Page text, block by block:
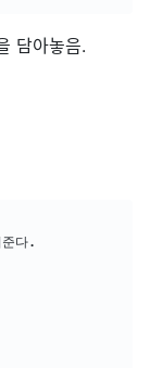
담아놓음.
다.